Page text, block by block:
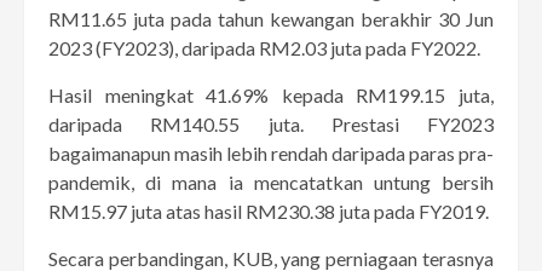
RM11.65 juta pada tahun kewangan berakhir 30 Jun
2023 (FY2023), daripada RM2.03 juta pada FY2022.
Hasil meningkat 41.69% kepada RM199.15 juta,
daripada RM140.55 juta. Prestasi FY2023
bagaimanapun masih lebih rendah daripada paras pra-
pandemik, di mana ia mencatatkan untung bersih
RM15.97 juta atas hasil RM230.38 juta pada FY2019.
Secara perbandingan, KUB, yang perniagaan terasnya